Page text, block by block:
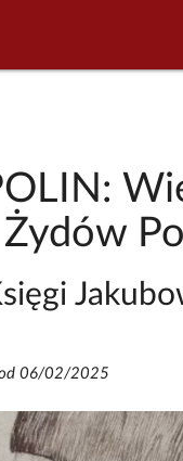
06/02/2025